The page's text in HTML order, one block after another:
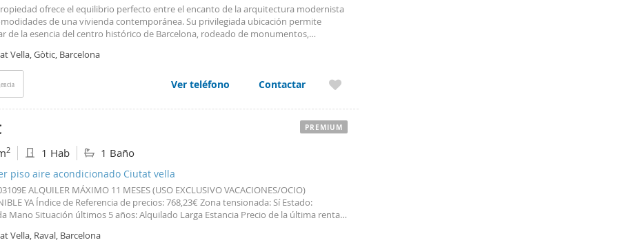
ofrece el equilibrio perfecto entre el encanto de la arquitectura modernista
de una vivienda contemporánea. Su privilegiada ubicación permite
de la esencia del centro histórico de Barcelona, rodeado de monumentos,
RealEstate presenta este
de ocio, vacaciones, recreativos o culturales, y siempre que se acompañen de la
correspondiente que acredite dicha finalidad.
Vella, Gòtic, Barcelona
Ver teléfono Contactar
2 1 Hab 1 Baño
piso aire acondicionado Ciutat vella
ALQUILER MÁXIMO 11 MESES (USO EXCLUSIVO VACACIONES/OCIO)
YA Índice de Referencia de precios: 768,23€ Zona tensionada: Sí Estado:
Mano Situación últimos 5 años: Alquilado Larga Estancia Precio de la última renta:
de 50m² con 1 habitación doble, 1 baño completo
Vella, Raval, Barcelona
PREMIUM